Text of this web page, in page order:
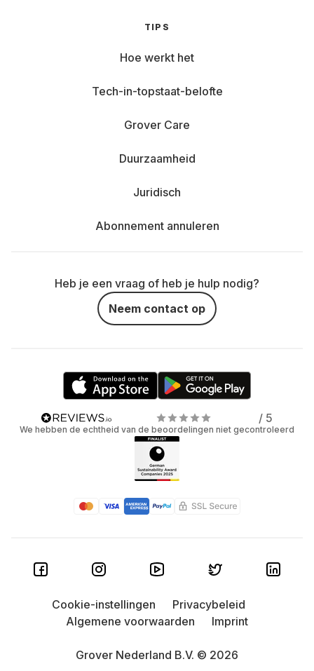
TIPS
Hoe werkt het
Tech-in-topstaat-belofte
Grover Care
Duurzaamheid
Juridisch
Abonnement annuleren
Heb je een vraag of heb je hulp nodig?
Neem contact op
/ 5
We hebben de echtheid van de beoordelingen niet gecontroleerd
Grover Nederland B.V. © 2026
Cookie-instellingen
Privacybeleid
Algemene voorwaarden
Imprint